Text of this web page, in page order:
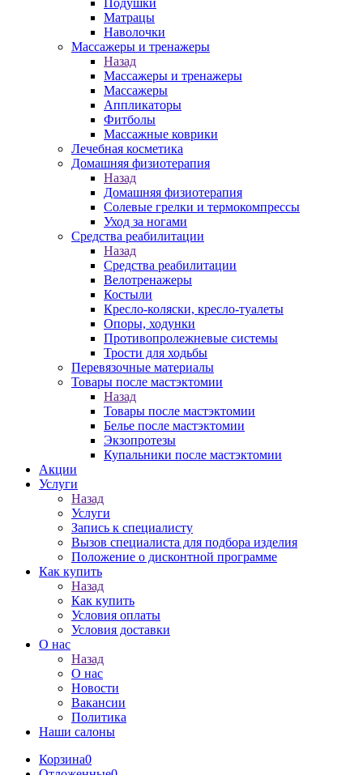
Подушки
Матрацы
Наволочки
Массажеры и тренажеры
Назад
Массажеры и тренажеры
Массажеры
Аппликаторы
Фитболы
Массажные коврики
Лечебная косметика
Домашняя физиотерапия
Назад
Домашняя физиотерапия
Солевые грелки и термокомпрессы
Уход за ногами
Средства реабилитации
Назад
Средства реабилитации
Велотренажеры
Костыли
Кресло-коляски, кресло-туалеты
Опоры, ходунки
Противопролежневые системы
Трости для ходьбы
Перевязочные материалы
Товары после мастэктомии
Назад
Товары после мастэктомии
Белье после мастэктомии
Экзопротезы
Купальники после мастэктомии
Акции
Услуги
Назад
Услуги
Запись к специалисту
Вызов специалиста для подбора изделия
Положение о дисконтной программе
Как купить
Назад
Как купить
Условия оплаты
Условия доставки
О нас
Назад
О нас
Новости
Вакансии
Политика
Наши салоны
Корзина0